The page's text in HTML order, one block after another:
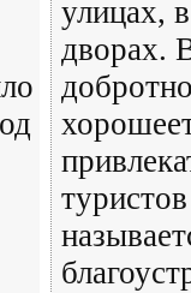
улицах,
дворах.